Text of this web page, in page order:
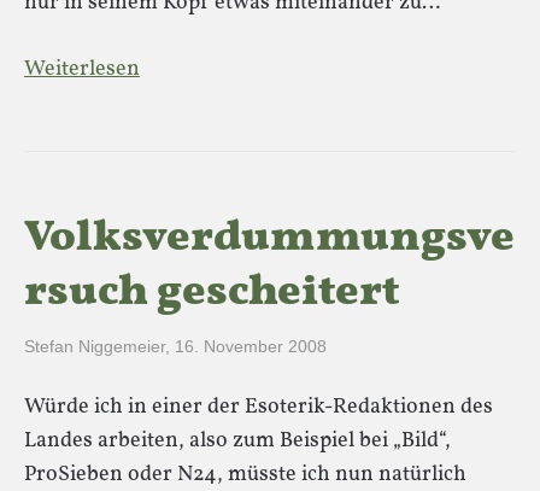
Weiterlesen
Volksverdummungsve
rsuch gescheitert
Stefan Niggemeier, 16. November 2008
Würde ich in einer der Esoterik-Redaktionen des
Landes arbeiten, also zum Beispiel bei „Bild“,
ProSieben oder N24, müsste ich nun natürlich